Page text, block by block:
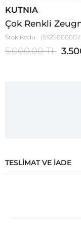
KUTNIA
Çok Renkli
Stok Kodu
5.000,00 TL
TESLIMAT VE İADE